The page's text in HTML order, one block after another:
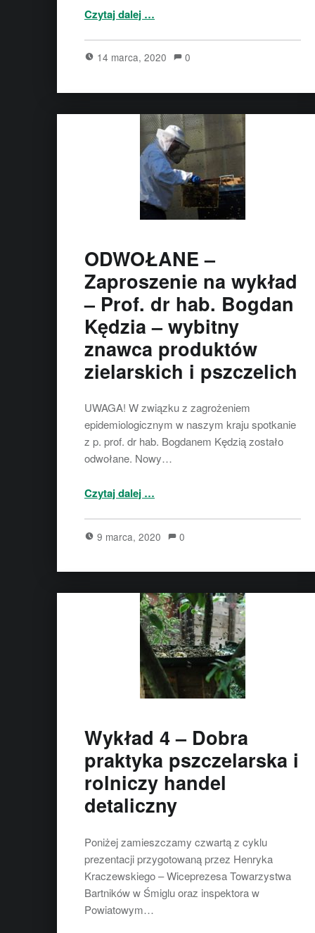
Czytaj dalej …
14 marca, 2020 0
ODWOŁANE –
Zaproszenie na wykład
– Prof. dr hab. Bogdan
Kędzia – wybitny
znawca produktów
zielarskich i pszczelich
UWAGA! W związku z zagrożeniem
epidemiologicznym w naszym kraju spotkanie
z p. prof. dr hab. Bogdanem Kędzią zostało
odwołane. Nowy…
Czytaj dalej“ODWOŁANE – Zaproszenie na wykład – Prof. dr hab. Bogdan Kędzia – wybitny znawca produktów zielarskich i pszczelich”
…
9 marca, 2020 0
Wykład 4 – Dobra
praktyka pszczelarska i
rolniczy handel
detaliczny
Poniżej zamieszczamy czwartą z cyklu
prezentacji przygotowaną przez Henryka
Kraczewskiego – Wiceprezesa Towarzystwa
Bartników w Śmiglu oraz inspektora w
Powiatowym…